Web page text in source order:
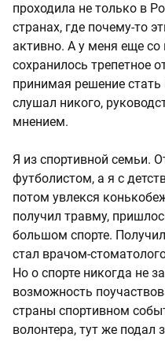
проходила не только в
странах, где почему-то
активно. А у меня еще
сохранилось трепетное
принимая решение
слушал никого,
мнением.
Я из спортивной семьи.
футболистом, а я с
потом увлекся
получил травму,
большом спорте.
стал врачом-
Но о спорте никогда не
возможность
страны спортивном
волонтера, тут же подал